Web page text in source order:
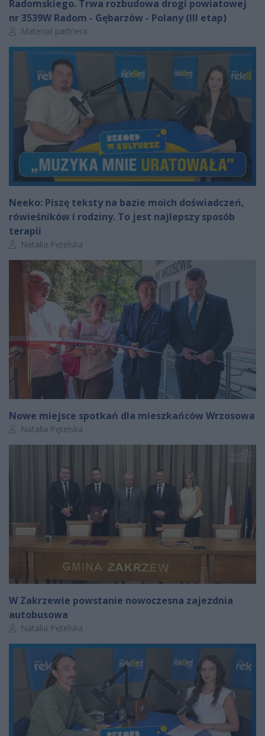
Radomskiego. Trwa rozbudowa drogi powiatowej
nr 3539W Radom - Gębarzów - Polany (III etap)
Autor artykułu:
Materiał partnera
Neeko: Piszę teksty na bazie moich doświadczeń,
rówieśników i rodziny. To jest najlepszy sposób
terapii
Autor artykułu:
Natalia Pętelska
Nowe miejsce spotkań dla mieszkańców Wrzosowa
Autor artykułu:
Natalia Pętelska
W Zakrzewie powstanie nowoczesna zajezdnia
autobusowa
Autor artykułu:
Natalia Pętelska